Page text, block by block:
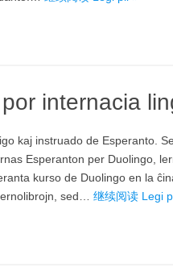
internacia
kaj instruado de Esperanto.
Esperanton per Duolingo,
kurso de Duolingo en la
sed… 继续阅读 Legi